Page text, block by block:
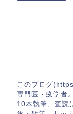
このブログ
専門医・疫学者
10本執筆、査読